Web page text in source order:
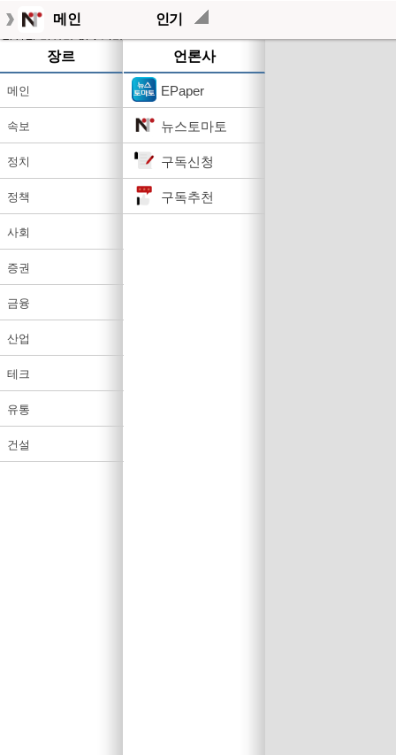
메인 인기
장르
메인
속보
정치
정책
사회
증권
금융
산업
테크
유통
건설
언론사
EPaper
뉴스토마토
구독신청
구독추천
작성된 기사가 없습니다.